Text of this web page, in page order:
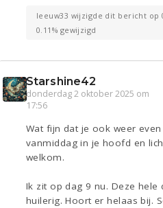
leeuw33 wijzigde dit bericht op
0.11% gewijzigd
Starshine42
donderdag 2 oktober 2025 om
17:56
Wat fijn dat je ook weer
vanmiddag in je hoofd en
welkom.
Ik zit op dag 9 nu. Deze hele
huilerig. Hoort er helaas bij.